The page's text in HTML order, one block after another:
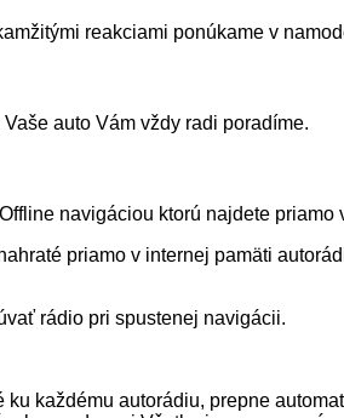
reakciami ponúkame v
auto Vám vždy radi poradíme.
navigáciou ktorú najdete priamo
priamo v internej pamäti
rádio pri spustenej navigácii.
každému autorádiu, prepne